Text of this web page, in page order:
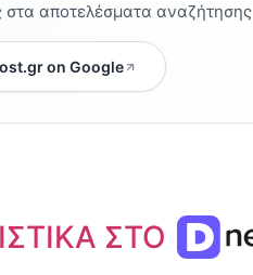
στα αποτελέσματα αναζήτησης
on Google
ΣΤΟ